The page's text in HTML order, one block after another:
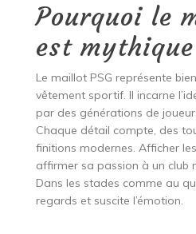
Pourquoi le
est mythique
Le maillot PSG représente
vêtement sportif. Il incarne
par des générations de
Chaque détail compte, des
finitions modernes. Afficher
affirmer sa passion à un club
Dans les stades comme au
regards et suscite l’émotion.